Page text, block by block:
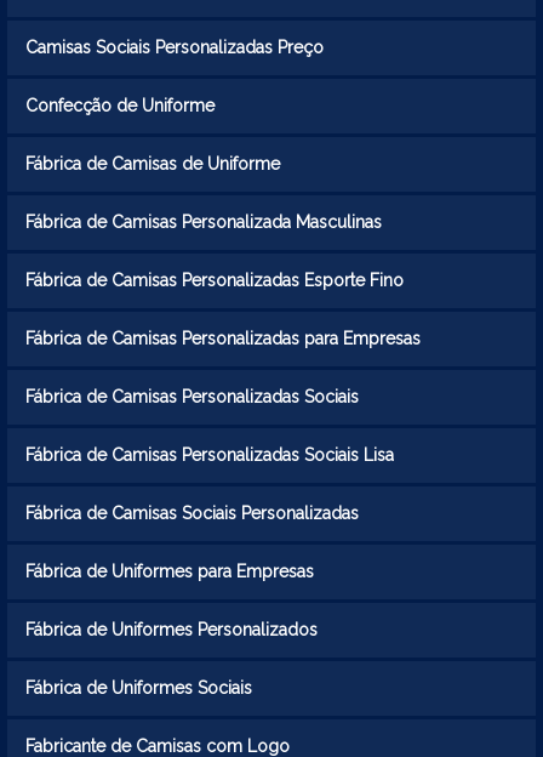
Camisas Sociais Personalizadas Preço
Confecção de Uniforme
Fábrica de Camisas de Uniforme
Fábrica de Camisas Personalizada Masculinas
Fábrica de Camisas Personalizadas Esporte Fino
Fábrica de Camisas Personalizadas para Empresas
Fábrica de Camisas Personalizadas Sociais
Fábrica de Camisas Personalizadas Sociais Lisa
Fábrica de Camisas Sociais Personalizadas
Fábrica de Uniformes para Empresas
Fábrica de Uniformes Personalizados
Fábrica de Uniformes Sociais
Fabricante de Camisas com Logo